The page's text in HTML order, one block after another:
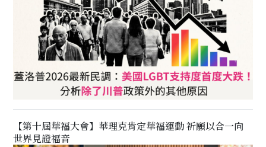
【第十屆華福大會】華理克肯定華福運動 祈願以合一向
世界見證福音